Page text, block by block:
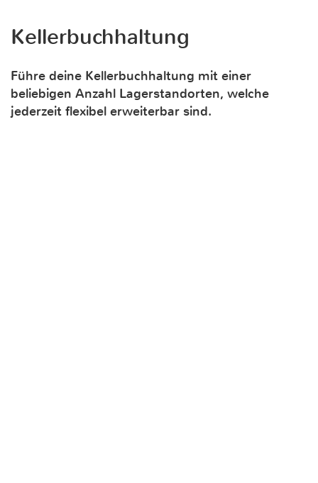
Kellerbuchhaltung
Führe deine Kellerbuchhaltung mit einer
beliebigen Anzahl Lagerstandorten, welche
jederzeit flexibel erweiterbar sind.